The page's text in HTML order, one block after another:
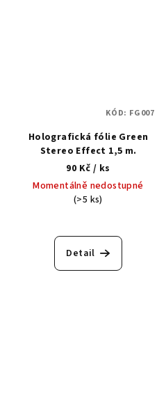
Holografická fólie Green
Stereo Effect 1,5 m.
90 Kč / ks
Momentálně nedostupné
(>5 ks)
Detail
KÓD: FG007